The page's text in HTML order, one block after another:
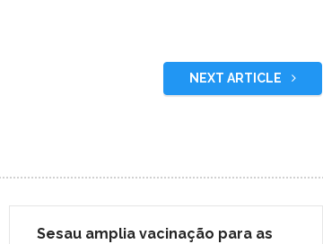
NEXT ARTICLE
Sesau amplia vacinação para as